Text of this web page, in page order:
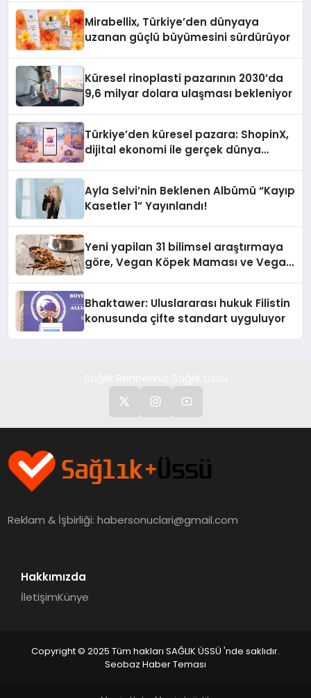
Mirabellix, Türkiye’den dünyaya
uzanan güçlü büyümesini sürdürüyor
Küresel rinoplasti pazarının 2030’da
9,6 milyar dolara ulaşması bekleniyor
Türkiye’den küresel pazara: ShopinX,
dijital ekonomi ile gerçek dünya
Ayla Selvi’nin Beklenen Albümü “Kayıp
Kasetler 1” Yayınlandı!
Yeni yapilan 31 bilimsel araştırmaya
göre, Vegan Köpek Maması ve Vegan
Bhaktawer: Uluslararası hukuk Filistin
konusunda çifte standart uyguluyor
Reklam & İşbirliği:habersonuclari@gmail.com
Hakkımızda
İletişimKünye
Copyright © 2025 Tüm hakları SAĞLIK ÜSSÜ 'nde saklıdır.
Seobaz Haber Teması